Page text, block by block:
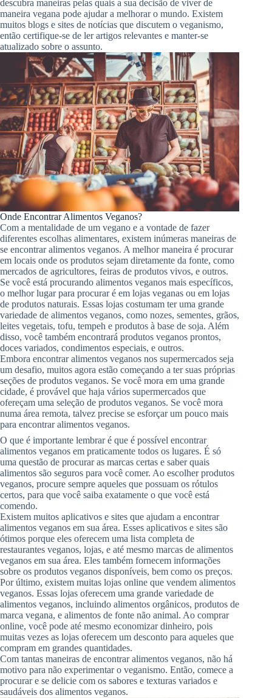
descubra maneiras pelas quais a sua decisão de viver de
maneira vegana pode ajudar a melhorar o mundo. Existem
muitos blogs e sites de notícias que discutem o veganismo,
então certifique-se de ler artigos relevantes e manter-se
atualizado sobre o assunto.
Onde Encontrar Alimentos Veganos?
Com a mentalidade de um vegano e a vontade de fazer
diferentes escolhas alimentares, existem inúmeras maneiras de
se encontrar alimentos veganos. A melhor maneira é procurar
em locais onde os produtos sejam diretamente da fonte, como
mercados de agricultores, feiras de produtos vivos, e outros.
Se você está procurando alimentos veganos mais específicos,
o melhor lugar para procurar é em lojas veganas ou em lojas
de produtos naturais. Essas lojas costumam ter uma grande
variedade de alimentos veganos, como nozes, sementes, grãos,
leites vegetais, tofu, tempeh e produtos à base de soja. Além
disso, você também encontrará produtos veganos prontos,
doces variados, condimentos especiais, e outros.
Embora encontrar alimentos veganos nos supermercados seja
um desafio, muitos agora estão começando a ter suas próprias
seções de produtos veganos. Se você mora em uma grande
cidade, é provável que haja vários supermercados que
ofereçam uma seleção de produtos veganos. Se você mora
numa área remota, talvez precise se esforçar um pouco mais
para encontrar alimentos veganos.
O que é importante lembrar é que é possível encontrar
alimentos veganos em praticamente todos os lugares. É só
uma questão de procurar as marcas certas e saber quais
alimentos são seguros para você comer. Ao escolher produtos
veganos, procure sempre aqueles que possuam os rótulos
certos, para que você saiba exatamente o que você está
comendo.
Existem muitos aplicativos e sites que ajudam a encontrar
alimentos veganos em sua área. Esses aplicativos e sites são
ótimos porque eles oferecem uma lista completa de
restaurantes veganos, lojas, e até mesmo marcas de alimentos
veganos em sua área. Eles também fornecem informações
sobre os produtos veganos disponíveis, bem como os preços.
Por último, existem muitas lojas online que vendem alimentos
veganos. Essas lojas oferecem uma grande variedade de
alimentos veganos, incluindo alimentos orgânicos, produtos de
marca vegana, e alimentos de fonte não animal. Ao comprar
online, você pode até mesmo economizar dinheiro, pois
muitas vezes as lojas oferecem um desconto para aqueles que
compram em grandes quantidades.
Com tantas maneiras de encontrar alimentos veganos, não há
motivo para não experimentar o veganismo. Então, comece a
procurar e se delicie com os sabores e texturas variados e
saudáveis dos alimentos veganos.